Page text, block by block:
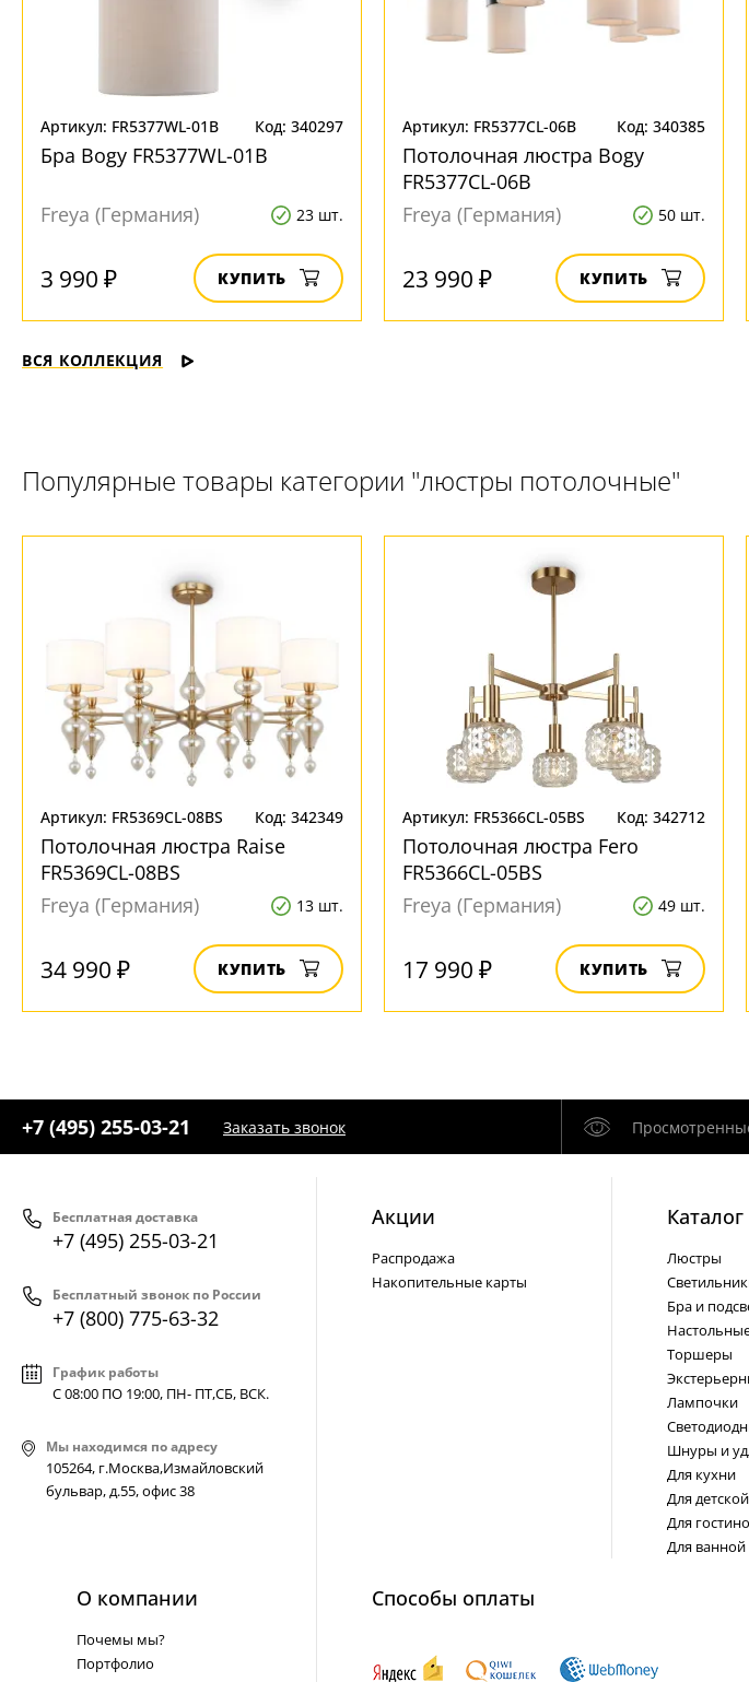
+7 (800) 775-63-32- бесплатно по России
+7 (495) 255-03-21- бесплатная доставка
Артикул: FR5377WL-01B Код: 340297
Бра Bogy FR5377WL-01B
Freya (Германия) 23 шт.
3 990 ₽ КУПИТЬ
Артикул: FR5377CL-06B Код: 340385
Потолочная люстра Bogy
FR5377CL-06B
Freya (Германия)
50 шт.
23 990 ₽ КУПИТЬ
ВСЯ КОЛЛЕКЦИЯ
Популярные товары категории "люстры потолочные"
Артикул: FR5369CL-08BS Код: 342349
Потолочная люстра Raise
FR5369CL-08BS
Freya (Германия)
13 шт.
34 990 ₽ КУПИТЬ
Артикул: FR5366CL-05BS Код: 342712
Потолочная люстра Fero
FR5366CL-05BS
Freya (Германия)
49 шт.
17 990 ₽ КУПИТЬ
+7 (495) 255-03-21 Заказать звонок
Бесплатная доставка
+7 (495) 255-03-21
Бесплатный звонок по России
+7 (800) 775-63-32
График работы
С 08:00 ПО 19:00, ПН- ПТ,СБ, ВСК.
Мы находимся по адресу
105264, г.Москва,Измайловский
бульвар, д.55, офис 38
Акции
Распродажа
Накопительные карты
Каталог
Люстры
Бра и
Торшеры
Лампочки
Шнуры и
Для кухни
Для детской
Для
Для ванной
О компании
Почемы мы?
Портфолио
Способы оплаты